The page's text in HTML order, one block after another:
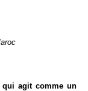
qui agit comme un